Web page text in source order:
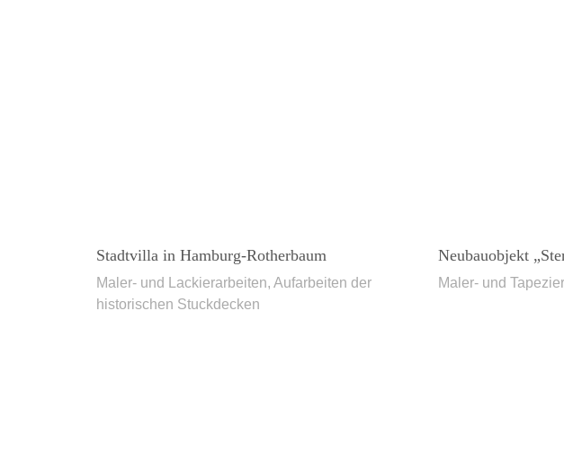
Stadtvilla in Hamburg-Rotherbaum
Maler- und Lackierarbeiten, Aufarbeiten der
historischen Stuckdecken
Neubauobjekt
Maler- und